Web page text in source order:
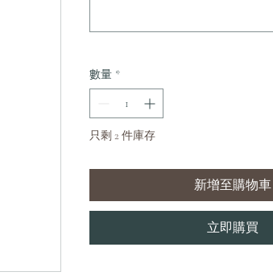
數量 *
只剩 2 件庫存
新增至購物車
立即購買